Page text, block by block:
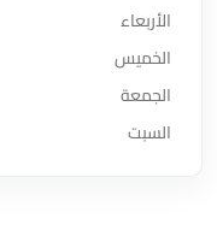
الأربعاء
الخميس
الجمعة
السبت